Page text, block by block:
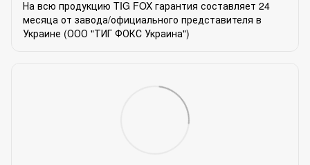
На всю продукцию TIG FOX гарантия составляет 24
месяца от завода/официального представителя в
Украине (ООО "ТИГ ФОКС Украина")